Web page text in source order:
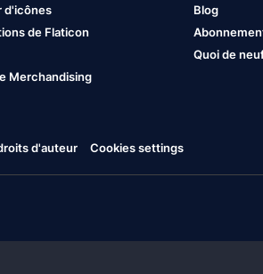
d'icônes
de Flaticon
Merchandising
Blog
Quoi de
d'auteur Cookies settings